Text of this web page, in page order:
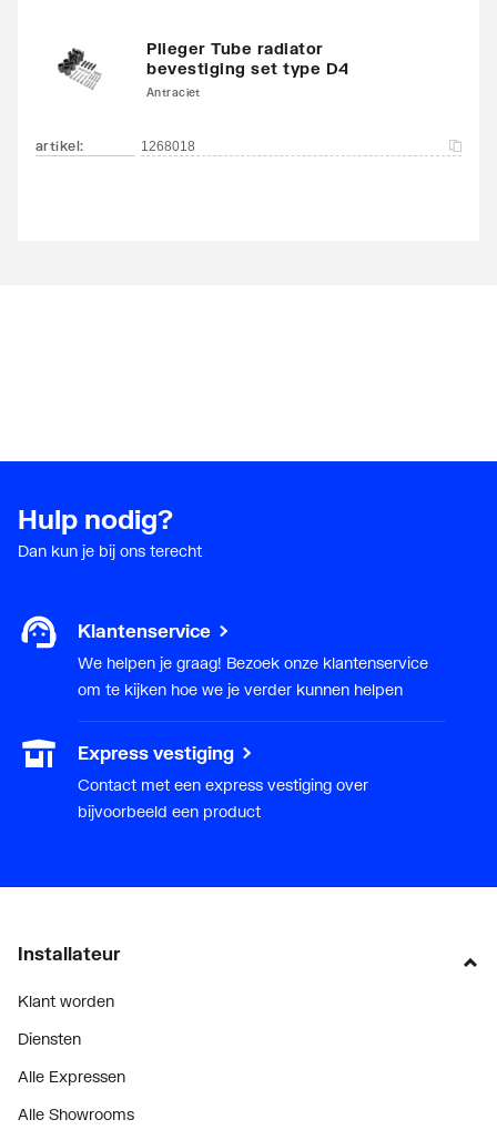
Plieger Tube radiator
bevestiging set type D4
Antraciet
artikel: 1268018
Hulp nodig?
Dan kun je bij ons terecht
Klantenservice
We helpen je graag! Bezoek onze klantenservice
om te kijken hoe we je verder kunnen helpen
Express vestiging
Contact met een express vestiging over
bijvoorbeeld een product
Installateur
Klant worden
Diensten
Alle Expressen
Alle Showrooms